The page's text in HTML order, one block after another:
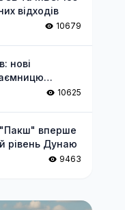
відходів
10679
нові
10625
вперше
рівень Дунаю
9463